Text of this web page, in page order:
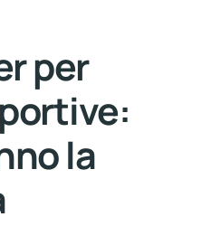
per
la